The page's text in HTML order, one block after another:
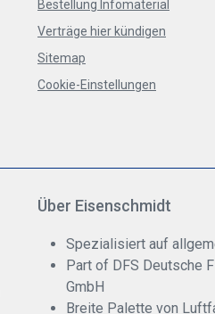
Bestellung Infomaterial
Verträge hier kündigen
Sitemap
Cookie-Einstellungen
Über Eisenschmidt
Spezialisiert auf
Part of DFS Deutsche
GmbH
Breite Palette von